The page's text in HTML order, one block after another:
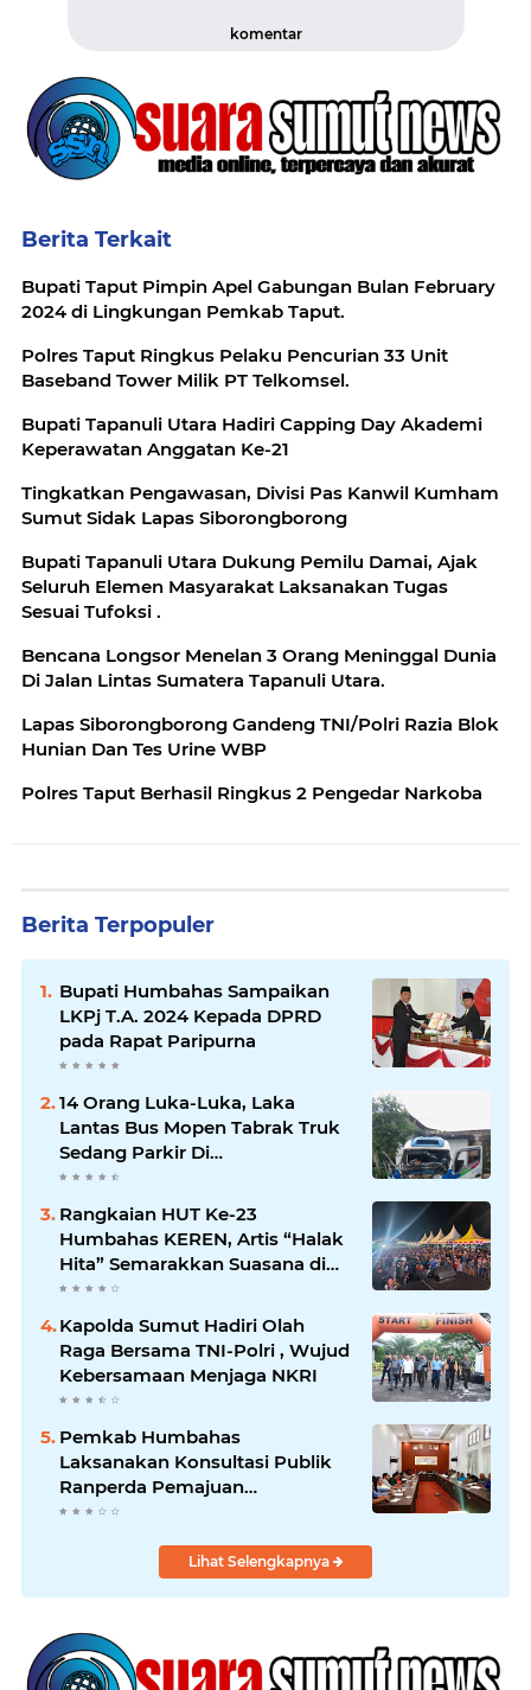
komentar
Berita Terkait
Bupati Taput Pimpin Apel Gabungan Bulan February
2024 di Lingkungan Pemkab Taput.
Polres Taput Ringkus Pelaku Pencurian 33 Unit
Baseband Tower Milik PT Telkomsel.
Bupati Tapanuli Utara Hadiri Capping Day Akademi
Keperawatan Anggatan Ke-21
Tingkatkan Pengawasan, Divisi Pas Kanwil Kumham
Sumut Sidak Lapas Siborongborong
Bupati Tapanuli Utara Dukung Pemilu Damai, Ajak
Seluruh Elemen Masyarakat Laksanakan Tugas
Sesuai Tufoksi .
Bencana Longsor Menelan 3 Orang Meninggal Dunia
Di Jalan Lintas Sumatera Tapanuli Utara.
Lapas Siborongborong Gandeng TNI/Polri Razia Blok
Hunian Dan Tes Urine WBP
Polres Taput Berhasil Ringkus 2 Pengedar Narkoba
Berita Terpopuler
Bupati Humbahas Sampaikan
LKPj T.A. 2024 Kepada DPRD
pada Rapat Paripurna
14 Orang Luka-Luka, Laka
Lantas Bus Mopen Tabrak Truk
Sedang Parkir Di
Siborongborong
Rangkaian HUT Ke-23
Humbahas KEREN, Artis “Halak
Hita” Semarakkan Suasana di
Bukit Inspirasi
Kapolda Sumut Hadiri Olah
Raga Bersama TNI-Polri , Wujud
Kebersamaan Menjaga NKRI
Pemkab Humbahas
Laksanakan Konsultasi Publik
Ranperda Pemajuan
Kebudayaan Daerah
Lihat Selengkapnya